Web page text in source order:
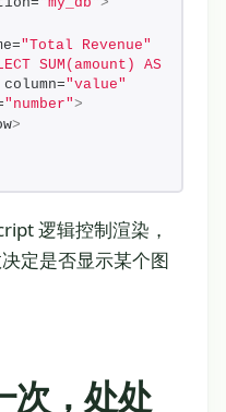
"Total Revenue"
SUM(amount) AS
column="value"
"number">
>
逻辑控制渲染，
定是否显示某个图
次，处处